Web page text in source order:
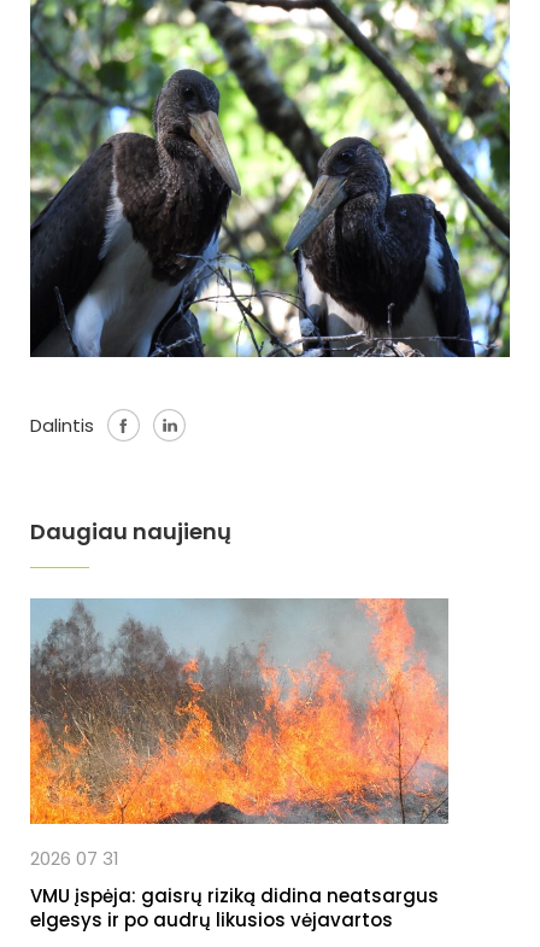
Dalintis
Daugiau naujienų
2026 07 31
VMU įspėja: gaisrų riziką didina neatsargus
elgesys ir po audrų likusios vėjavartos